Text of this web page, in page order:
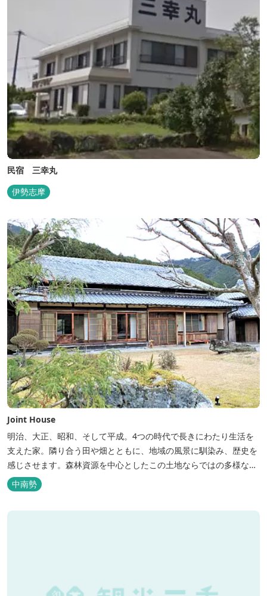
民宿 三幸丸
伊勢志摩
Joint House
明治、大正、昭和、そして平成。4つの時代で長きにわたり生活を
支えた家。隣り合う田や畑とともに、地域の風景に馴染み、歴史を
感じさせます。森林資源を中心としたこの土地ならではの多様な自
然環境の素晴らしさを伝える情報を発信し、そして多種多様な人材
と共有することで地域産業・地域社会の発展を図るNPO法人Joint
Plusが運営する民泊です。 NPO法人Joint Plusは、大台町ならでは
中南勢